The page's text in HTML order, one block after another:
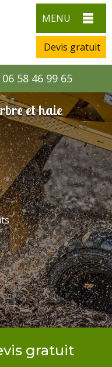
MENU
Devis gratuit
06 58 46 99 65
et haie
gratuit